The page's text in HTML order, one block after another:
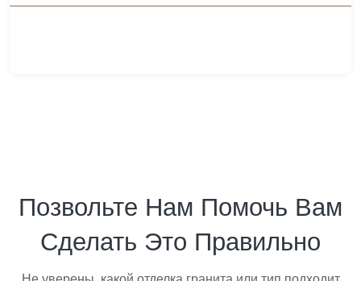
Позвольте Нам Помочь Вам
Сделать Это Правильно